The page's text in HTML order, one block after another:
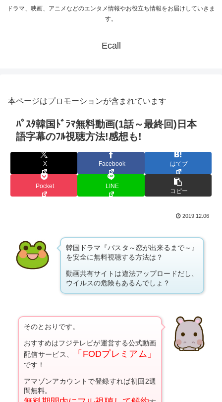
ドラマ、映画、アニメなどのエンタメ情報やお役立ち情報をお届けしていきま
す。
Ecall
本ページはプロモーションが含まれています
ﾊﾟｽﾀ韓国ﾄﾞﾗﾏ無料動画(1話～最終回)日本
語字幕のﾌﾙ視聴方法!感想も!
X Facebook はてブ
Pocket LINE
コピー
2019.12.06
韓国ドラマ『パスタ～恋が出来るまで～』
を安全に無料視聴する方法は？
動画共有サイトは違法アップロードだし、
ウイルスの危険もあるんでしょ？
そのとおりです。
おすすめはフジテレビが運営する公式動画
配信サービス、
「FODプレミアム」
です！
アマゾンアカウントで登録すれば初回2週
間無料。